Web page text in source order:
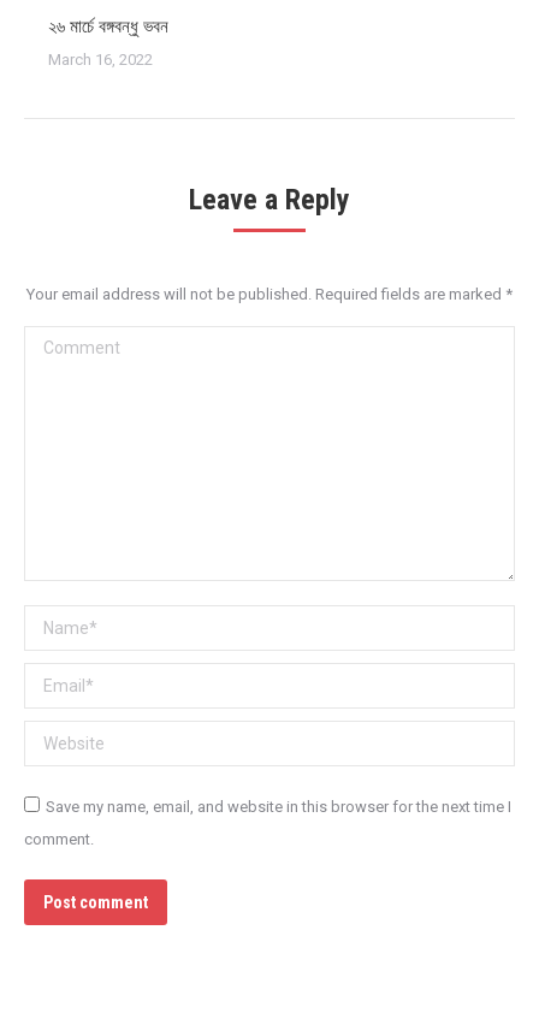
২৬ মার্চে বঙ্গবন্ধু ভবন
March 16, 2022
Leave a Reply
Your email address will not be published. Required fields are marked *
Comment
Name *
Email *
Website
Save my name, email, and website in this browser for the next time I
comment.
Post comment